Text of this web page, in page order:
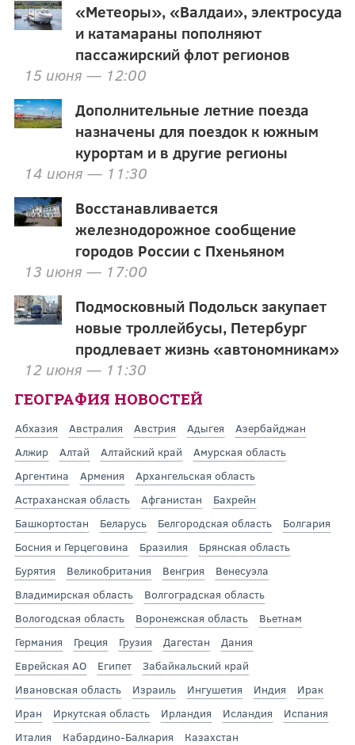
«Метеоры», «Валдаи», электросуда
и катамараны пополняют
пассажирский флот регионов
15 июня — 12:00
Дополнительные летние поезда
назначены для поездок к южным
курортам и в другие регионы
14 июня — 11:30
Восстанавливается
железнодорожное сообщение
городов России с Пхеньяном
13 июня — 17:00
Подмосковный Подольск закупает
новые троллейбусы, Петербург
продлевает жизнь «автономникам»
12 июня — 11:30
ГЕОГРАФИЯ НОВОСТЕЙ
Абхазия Австралия Австрия Адыгея
Азербайджан
Алжир
Алтай Алтайский край
Амурская область
Аргентина
Армения
Архангельская область
Астраханская область
Афганистан
Бахрейн
Башкортостан
Беларусь Белгородская область
Болгария
Босния и Герцеговина
Бразилия
Брянская область
Бурятия
Великобритания Венгрия
Венесуэла
Владимирская область
Волгоградская область
Вологодская область
Воронежская область
Вьетнам
Германия
Греция Грузия Дагестан
Дания
Еврейская АО
Египет
Забайкальский край
Ивановская область
Израиль Ингушетия Индия
Ирак
Иран
Иркутская область Ирландия Исландия
Испания
Италия
Кабардино-Балкария
Казахстан